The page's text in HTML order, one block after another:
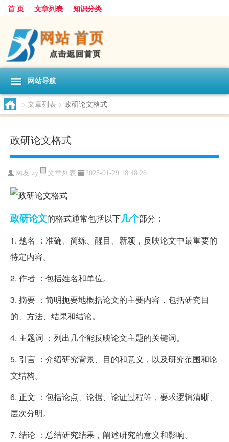
首 页 文章列表 知识分类
网站导航
> 文章列表 > 政研论文格式
政研论文格式
网友:zy 文章列表 2025-01-29 18:48:26
政研论文的格式通常包括以下几个部分：
1. 题名 ：准确、简练、醒目、新颖，反映论文中最重要的
特定内容。
2. 作者 ：包括姓名和单位。
3. 摘要 ：简明扼要地概括论文的主要内容，包括研究目
的、方法、结果和结论。
4. 主题词 ：列出几个能反映论文主题的关键词。
5. 引言 ：介绍研究背景、目的和意义，以及研究范围和论
文结构。
6. 正文 ：包括论点、论据、论证过程等，要求逻辑清晰、
层次分明。
7. 结论 ：总结研究结果，阐述研究的意义和影响。